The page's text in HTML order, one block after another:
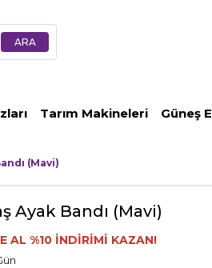
Tarım Makineleri Güneş
(Mavi)
Ayak Bandı (Mavi)
AL %10 İNDİRİMİ KAZAN!